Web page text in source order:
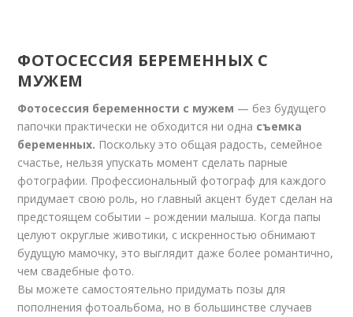
ФОТОСЕССИЯ БЕРЕМЕННЫХ С
МУЖЕМ
Фотосессия беременности с мужем — без будущего
папочки практически не обходится ни одна съемка
беременных. Поскольку это общая радость, семейное
счастье, нельзя упускать момент сделать парные
фотографии. Профессиональный фотограф для каждого
придумает свою роль, но главный акцент будет сделан на
предстоящем событии – рождении малыша. Когда папы
целуют округлые животики, с искренностью обнимают
будущую мамочку, это выглядит даже более романтично,
чем свадебные фото.
Вы можете самостоятельно придумать позы для
пополнения фотоальбома, но в большинстве случаев